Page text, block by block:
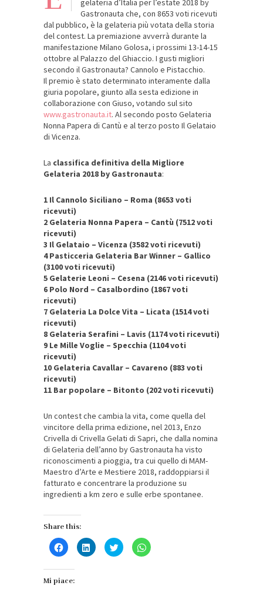
gelateria d’Italia per l’estate 2018 by
Gastronauta che, con 8653 voti ricevuti
dal pubblico, è la gelateria più votata della storia
del contest. La premiazione avverrà durante la
manifestazione Milano Golosa, i prossimi 13-14-15
ottobre al Palazzo del Ghiaccio. I gusti migliori
secondo il Gastronauta? Cannolo e Pistacchio.
Il premio è stato determinato interamente dalla
giuria popolare, giunto alla sesta edizione in
collaborazione con Giuso, votando sul sito
www.gastronauta.it. Al secondo posto Gelateria
Nonna Papera di Cantù e al terzo posto Il Gelataio
di Vicenza.
La classifica definitiva della Migliore
Gelateria 2018 by Gastronauta:
1 Il Cannolo Siciliano – Roma (8653 voti
ricevuti)
2 Gelateria Nonna Papera – Cantù (7512 voti
ricevuti)
3 Il Gelataio – Vicenza (3582 voti ricevuti)
4 Pasticceria Gelateria Bar Winner – Gallico
(3100 voti ricevuti)
5 Gelaterie Leoni – Cesena (2146 voti ricevuti)
6 Polo Nord – Casalbordino (1867 voti
ricevuti)
7 Gelateria La Dolce Vita – Licata (1514 voti
ricevuti)
8 Gelateria Serafini – Lavis (1174 voti ricevuti)
9 Le Mille Voglie – Specchia (1104 voti
ricevuti)
10 Gelateria Cavallar – Cavareno (883 voti
ricevuti)
11 Bar popolare – Bitonto (202 voti ricevuti)
Un contest che cambia la vita, come quella del
vincitore della prima edizione, nel 2013, Enzo
Crivella di Crivella Gelati di Sapri, che dalla nomina
di Gelateria dell’anno by Gastronauta ha visto
riconoscimenti a pioggia, tra cui quello di MAM-
Maestro d’Arte e Mestiere 2018, raddoppiarsi il
fatturato e concentrare la produzione su
ingredienti a km zero e sulle erbe spontanee.
Share this:
Fai
clic
Facebook
Fai
clic
Fai
clic
Fai
clic
Mi piace: